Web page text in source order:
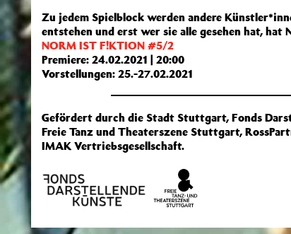
Zu jedem Spielblock werden andere
entstehen und erst wer sie alle gesehen hat,
NORM IST F!KTION #5/2
Premiere: 24.02.2021 | 20:00
Vorstellungen: 25.-27.02.2021
Gefördert durch die Stadt Stuttgart, Fonds
Freie Tanz und Theaterszene Stuttgart,
IMAK Vertriebsgesellschaft.